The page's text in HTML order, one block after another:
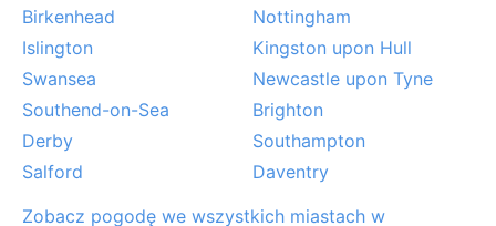
zakątkiem.
Birkenhead
Nottingham
Islington
Kingston upon Hull
Swansea
Newcastle upon Tyne
Southend-on-Sea
Brighton
Derby
Southampton
Salford
Daventry
Zobacz pogodę we wszystkich miastach w